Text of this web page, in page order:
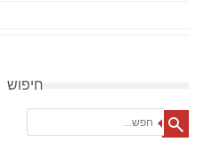
חיפוש